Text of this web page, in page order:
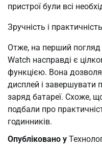
пристрої були всі
Зручність і практичність
Отже, на перший погляд
Watch насправді є
функцією. Вона
дисплей і завершувати
заряд батареї. Схоже,
подбали про
годинників.
Опубліковано у